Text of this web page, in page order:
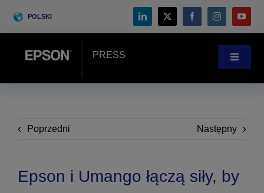
POLSKI
PRESS
Toggle
Historie klientów
Poprzedni Następny
Epson i Umango łączą siły, by